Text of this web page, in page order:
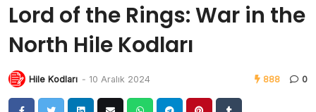
Lord of the Rings: War in the
North Hile Kodları
Hile Kodları - 10 Aralık 2024 888 0